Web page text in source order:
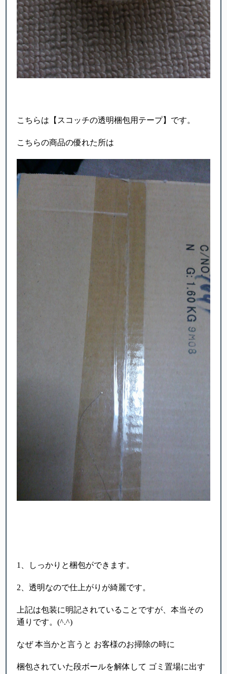
こちらは【スコッチの透明梱包用テープ】です。
こちらの商品の優れた所は
1、しっかりと梱包ができます。
2、透明なので仕上がりが綺麗です。
上記は包装に明記されていることですが、本当その
通りです。(^.^)
なぜ 本当かと言うと お客様のお掃除の時に
梱包されていた段ボールを解体して ゴミ置場に出す